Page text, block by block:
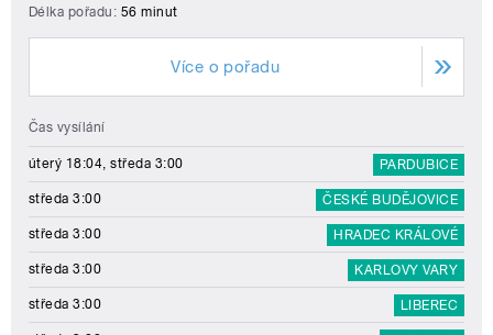
Délka pořadu: 56 minut
Více o pořadu
Čas vysílání
úterý 18:04, středa 3:00 PARDUBICE
středa 3:00 ČESKÉ BUDĚJOVICE
středa 3:00 HRADEC KRÁLOVÉ
středa 3:00 KARLOVY VARY
středa 3:00 LIBEREC